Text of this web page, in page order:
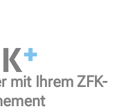
mit Ihrem ZFK-